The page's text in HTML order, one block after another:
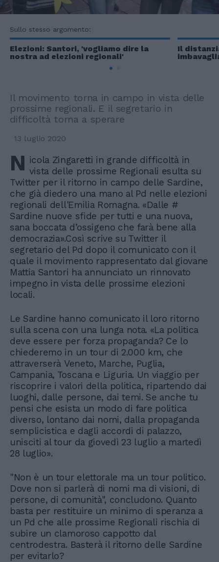
Sullo stesso argomento:
Elezioni: Santori, 'vogliamo dire la
nostra ad elezioni regionali'
Il
Il movimento torna in campo in vista delle
prossime regionali. E il segretario in
difficoltà torna a sperare
13 luglio 2020
N icola Zingaretti in grande difficoltà in
vista delle prossime Regionali esulta su
Twitter per il ritorno in campo delle Sardine,
che già diedero una mano al Pd nelle elezioni
regionali dell'Emilia Romagna. «Dalle #
Sardine nuove sfide per tutti e una nuova,
sana boccata d’ossigeno che farà bene alla
democrazia».Così scrive su Twitter il
segretario del Pd dopo il comunicato con il
quale il movimento rappresentato dal giovane
Mattia Santori ha annunciato un rinnovato
impegno in vista delle prossime elezioni
locali.
Le Sardine hanno comunicato il loro ritorno
sulla scena con una lunga nota. «La politica
deve essere per forza propaganda? Ce lo
chiederemo in un tour di 2.000 km, che
attraverserà Veneto, Marche, Puglia,
Campania, Toscana e Liguria. Un viaggio per
riscoprire i valori della politica, ripartendo dai
luoghi, dalle persone, dai temi. Se anche tu
pensi che esista un modo di fare politica
diverso, lontano dai nomi, dalla propaganda
semplicistica e dagli accordi di palazzo,
unisciti al tour da giovedì 23 luglio a martedì
28 luglio».
"Non è un tour elettorale ma un tour politico.
Dove non si parlerà di nomi ma di visioni, di
persone, di comunità", concludono. Quanto
basta per restituire un minimo di speranza a
un Pd che alle prossime Regionali rischia di
subire un clamoroso cappotto dal
centrodestra. Basterà il ritorno delle Sardine
per evitarlo?